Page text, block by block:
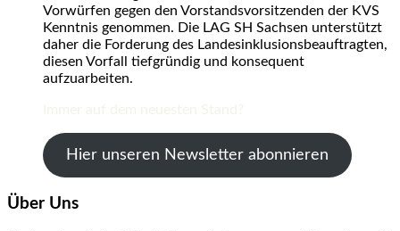
Vorwürfen gegen den Vorstandsvorsitzenden der KVS
Kenntnis genommen. Die LAG SH Sachsen unterstützt
daher die Forderung des Landesinklusionsbeauftragten,
diesen Vorfall tiefgründig und konsequent
aufzuarbeiten.
Hier unseren Newsletter abonnieren
Über Uns